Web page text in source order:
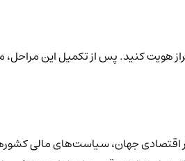
هویت کنید. پس از تکمیل این مراحل،
جهان، سیاست‌های مالی